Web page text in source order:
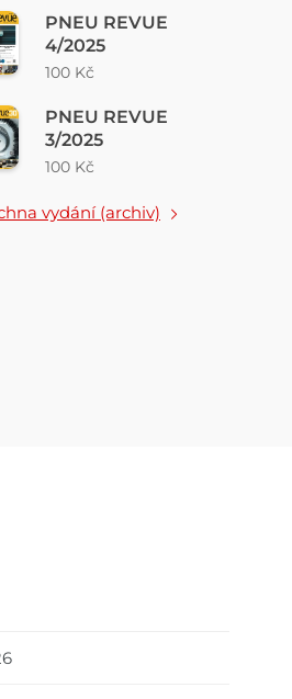
PNEU REVUE
4/2025
100 Kč
PNEU REVUE
3/2025
100 Kč
vydání (archiv)